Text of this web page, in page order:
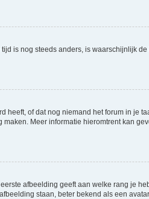
is nog steeds anders, is waarschijnlijk
of dat nog niemand het forum in je
Meer informatie hieromtrent kan
afbeelding geeft aan welke rang je
staan, beter bekend als een